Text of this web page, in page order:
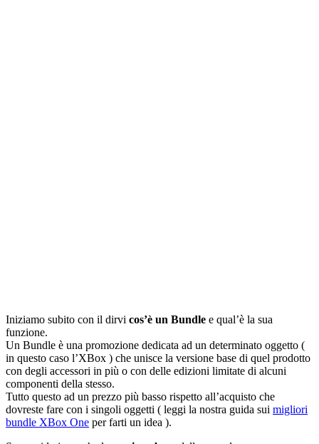
Iniziamo subito con il dirvi cos’è un Bundle e qual’è la sua
funzione.
Un Bundle è una promozione dedicata ad un determinato oggetto (
in questo caso l’XBox ) che unisce la versione base di quel prodotto
con degli accessori in più o con delle edizioni limitate di alcuni
componenti della stesso.
Tutto questo ad un prezzo più basso rispetto all’acquisto che
dovreste fare con i singoli oggetti ( leggi la nostra guida sui migliori
bundle XBox One per farti un idea ).